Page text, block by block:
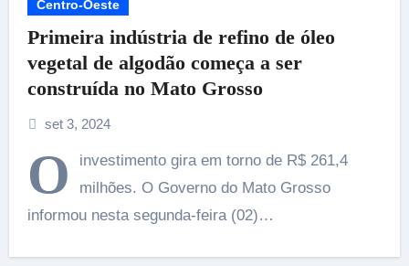
Centro-Oeste
Primeira indústria de refino de óleo
vegetal de algodão começa a ser
construída no Mato Grosso
set 3, 2024
O
investimento gira em torno de R$ 261,4
milhões. O Governo do Mato Grosso
informou nesta segunda-feira (02)…